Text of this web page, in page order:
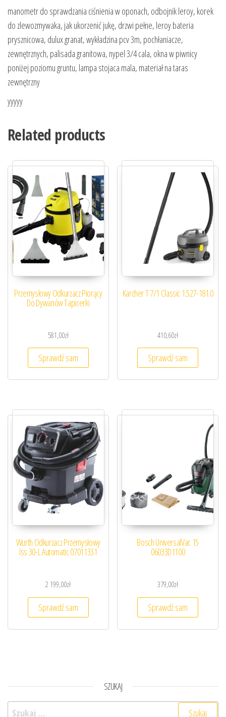
manometr do sprawdzania ciśnienia w oponach, odbojnik leroy, korek
do zlewozmywaka, jak ukorzenić jukę, drzwi pełne, leroy bateria
prysznicowa, dulux granat, wykładzina pcv 3m, pochłaniacze,
zewnętrznych, palisada granitowa, nypel 3/4 cala, okna w piwnicy
poniżej poziomu gruntu, lampa stojaca mala, materiał na taras
zewnętrzny
yyyyy
Related products
Przemysłowy Odkurzacz Piorący
Do Dywanów Tapicerki
581,00zł
Sprawdź sam
Karcher T 7/1 Classic 1.527-181.0
410,60zł
Sprawdź sam
Wurth Odkurzacz Przemysłowy
Iss 30-L Automatic 07011331
2 199,00zł
Sprawdź sam
Bosch UniversalVac 15
06033D1100
379,00zł
Sprawdź sam
SZUKAJ
Szukaj: